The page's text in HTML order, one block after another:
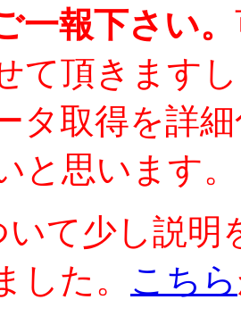
一報下さい。
て頂きます
タ取得を詳
と思います。
いて少し説明
した。 こちら